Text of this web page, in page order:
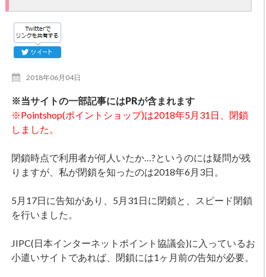
2018年06月04日
※当サイトの一部記事にはPRが含まれます
※Pointshop(ポイントショップ)は2018年5月31日、閉鎖
しました。
閉鎖時点で利用者が何人いたか…?というのには疑問が残
りますが、私が閉鎖を知ったのは2018年6月3日。
5月17日に告知があり、5月31日に閉鎖と、スピード閉鎖
を行いました。
JIPC(日本インターネットポイント協議会)に入っているお
小遣いサイトであれば、閉鎖には1ヶ月前の告知が必要。